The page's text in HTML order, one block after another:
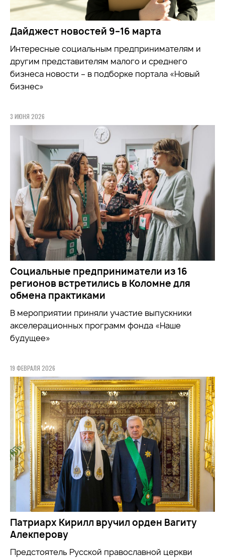
Дайджест новостей 9–16 марта
Интересные социальным предпринимателям и
другим представителям малого и среднего
бизнеса новости – в подборке портала «Новый
бизнес»
3 ИЮНЯ 2026
Социальные предприниматели из 16
регионов встретились в Коломне для
обмена практиками
В мероприятии приняли участие выпускники
акселерационных программ фонда «Наше
будущее»
19 ФЕВРАЛЯ 2026
Патриарх Кирилл вручил орден Вагиту
Алекперову
Предстоятель Русской православной церкви